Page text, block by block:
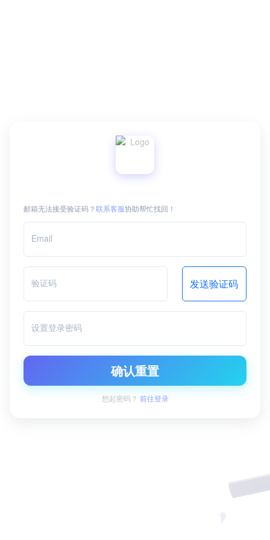
邮箱无法接受验证码？联系客服协助帮忙找回！
Email
验证码 发送验证码
设置登录密码
确认重置
想起密码？ 前往登录